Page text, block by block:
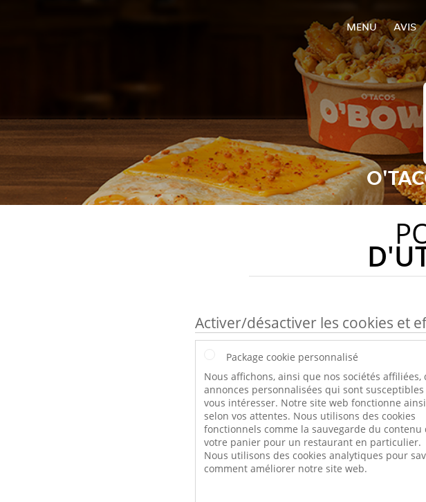
MENU AVIS
Activer/désactiver les cookies et
Package cookie personnalisé
Nous affichons, ainsi que nos sociétés affiliées,
annonces personnalisées qui sont susceptibles
vous intéresser. Notre site web fonctionne ainsi
selon vos attentes. Nous utilisons des cookies
fonctionnels comme la sauvegarde du contenu
votre panier pour un restaurant en particulier.
Nous utilisons des cookies analytiques pour
comment améliorer notre site web.